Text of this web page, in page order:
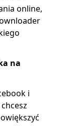
online,
na
i